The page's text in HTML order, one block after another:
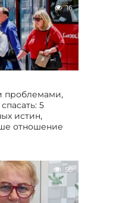
16
проблемами,
5
истин,
отношение
50